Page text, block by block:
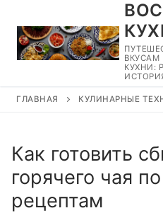
содержимому
ВКУСАМ
КУХНИ:
ГЛАВНАЯ КУЛИНАРНЫЕ
Как готовить
горячего чая
рецептам